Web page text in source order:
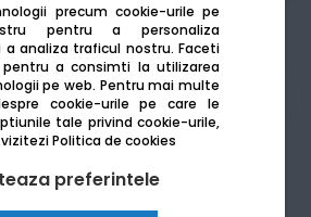
precum cookie-urile pe
pentru a personaliza
analiza traficul nostru. Faceti
a consimti la utilizarea
pe web. Pentru mai multe
cookie-urile pe care le
tale privind cookie-urile,
Politica de cookies
preferintele
Am nevoie de ajutor